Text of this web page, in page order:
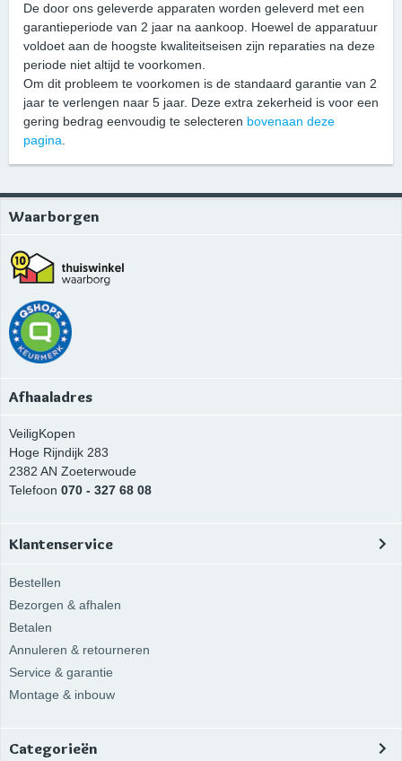
De door ons geleverde apparaten worden geleverd met een
garantieperiode van 2 jaar na aankoop. Hoewel de apparatuur
voldoet aan de hoogste kwaliteitseisen zijn reparaties na deze
periode niet altijd te voorkomen.
Om dit probleem te voorkomen is de standaard garantie van 2
jaar te verlengen naar 5 jaar. Deze extra zekerheid is voor een
gering bedrag eenvoudig te selecteren bovenaan deze
pagina.
Waarborgen
Afhaaladres
VeiligKopen
Hoge Rijndijk 283
2382 AN Zoeterwoude
Telefoon 070 - 327 68 08
Klantenservice
Bestellen
Bezorgen & afhalen
Betalen
Annuleren & retourneren
Service & garantie
Montage & inbouw
Categorieën